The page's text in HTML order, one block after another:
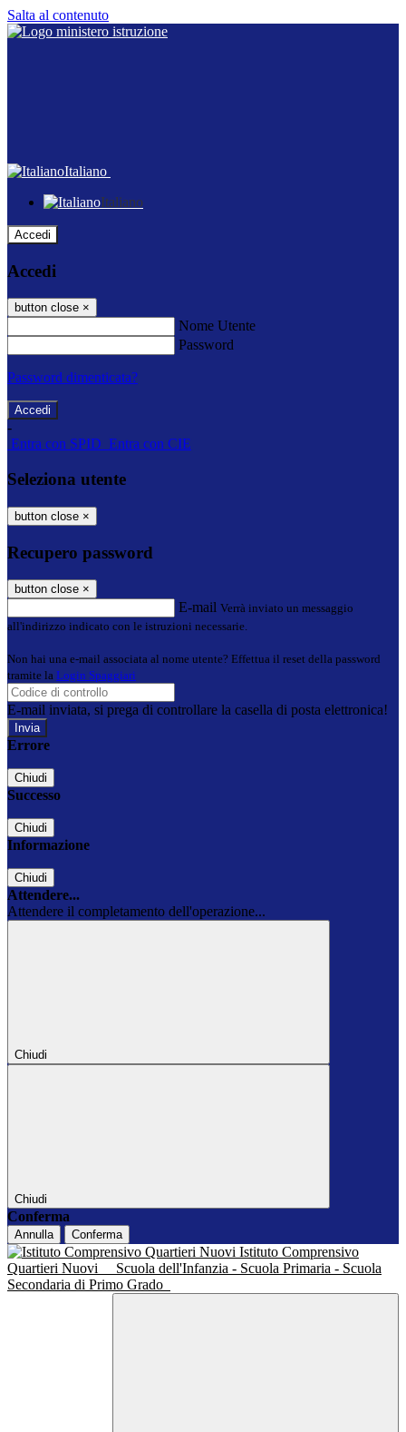
Salta al contenuto
Italiano
Italiano
Accedi
Accedi
button close ×
Nome Utente
Password
Password dimenticata?
-
Entra con SPID Entra con CIE
Seleziona utente
button close ×
Recupero password
button close ×
E-mail Verrà inviato un messaggio
all'indirizzo indicato con le istruzioni necessarie.
Non hai una e-mail associata al nome utente? Effettua il reset della password
tramite la Login Spaggiari
E-mail inviata, si prega di controllare la casella di posta elettronica!
Errore
Chiudi
Successo
Chiudi
Informazione
Chiudi
Attendere...
Attendere il completamento dell'operazione...
Chiudi
Chiudi
Conferma
Annulla Conferma
Istituto Comprensivo
Quartieri Nuovi
Scuola dell'Infanzia - Scuola Primaria - Scuola
Secondaria di Primo Grado